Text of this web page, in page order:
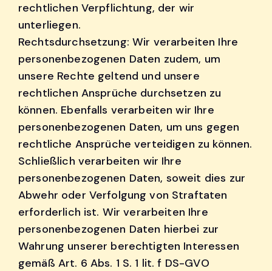
rechtlichen Verpflichtung, der wir
unterliegen.
Rechtsdurchsetzung: Wir verarbeiten Ihre
personenbezogenen Daten zudem, um
unsere Rechte geltend und unsere
rechtlichen Ansprüche durchsetzen zu
können. Ebenfalls verarbeiten wir Ihre
personenbezogenen Daten, um uns gegen
rechtliche Ansprüche verteidigen zu können.
Schließlich verarbeiten wir Ihre
personenbezogenen Daten, soweit dies zur
Abwehr oder Verfolgung von Straftaten
erforderlich ist. Wir verarbeiten Ihre
personenbezogenen Daten hierbei zur
Wahrung unserer berechtigten Interessen
gemäß Art. 6 Abs. 1 S. 1 lit. f DS-GVO